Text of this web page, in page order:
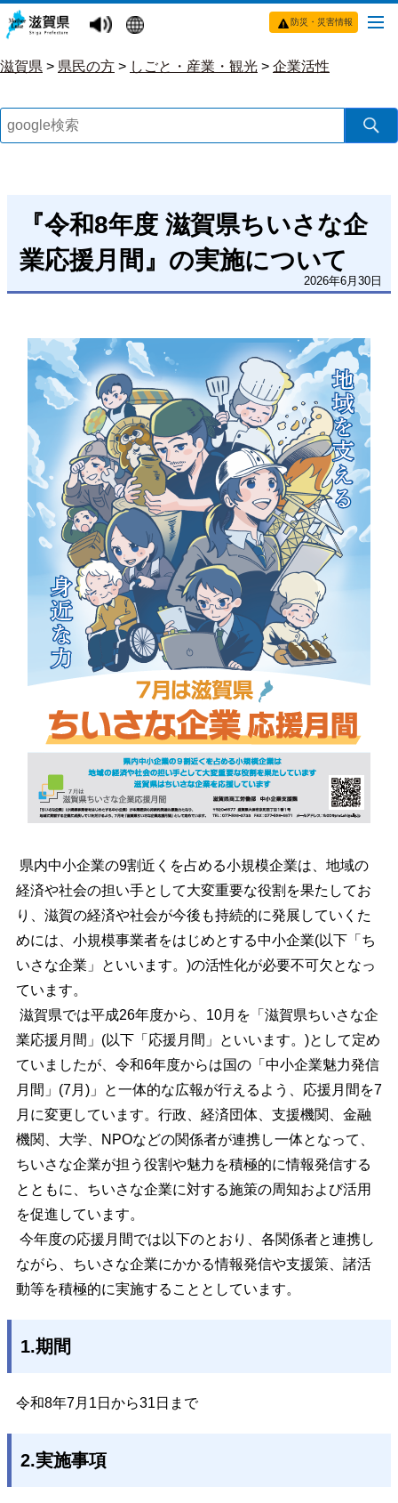
防災・災害情報
滋賀県 > 県民の方 > しごと・産業・観光 > 企業活性
『令和8年度 滋賀県ちいさな企
業応援月間』の実施について
2026年6月30日
県内中小企業の9割近くを占める小規模企業は、地域の
経済や社会の担い手として大変重要な役割を果たしてお
り、滋賀の経済や社会が今後も持続的に発展していくた
めには、小規模事業者をはじめとする中小企業(以下「ち
いさな企業」といいます。)の活性化が必要不可欠となっ
ています。
滋賀県では平成26年度から、10月を「滋賀県ちいさな企
業応援月間」(以下「応援月間」といいます。)として定め
ていましたが、令和6年度からは国の「中小企業魅力発信
月間」(7月)」と一体的な広報が行えるよう、応援月間を7
月に変更しています。行政、経済団体、支援機関、金融
機関、大学、NPOなどの関係者が連携し一体となって、
ちいさな企業が担う役割や魅力を積極的に情報発信する
とともに、ちいさな企業に対する施策の周知および活用
を促進しています。
今年度の応援月間では以下のとおり、各関係者と連携し
ながら、ちいさな企業にかかる情報発信や支援策、諸活
動等を積極的に実施することとしています。
1.期間
令和8年7月1日から31日まで
2.実施事項